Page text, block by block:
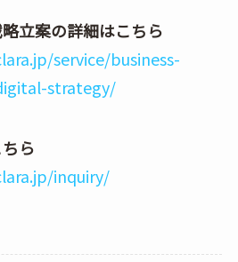
立案の詳細はこちら
service/business-
strategy/
ら
inquiry/